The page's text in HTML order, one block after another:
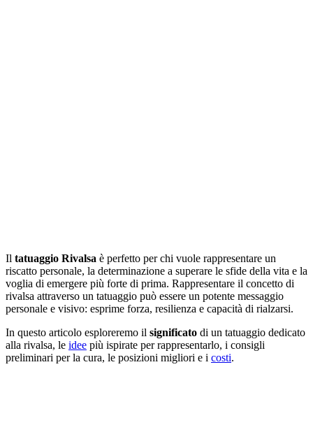
Il tatuaggio Rivalsa è perfetto per chi vuole rappresentare un
riscatto personale, la determinazione a superare le sfide della vita e la
voglia di emergere più forte di prima. Rappresentare il concetto di
rivalsa attraverso un tatuaggio può essere un potente messaggio
personale e visivo: esprime forza, resilienza e capacità di rialzarsi.
In questo articolo esploreremo il significato di un tatuaggio dedicato
alla rivalsa, le idee più ispirate per rappresentarlo, i consigli
preliminari per la cura, le posizioni migliori e i costi.